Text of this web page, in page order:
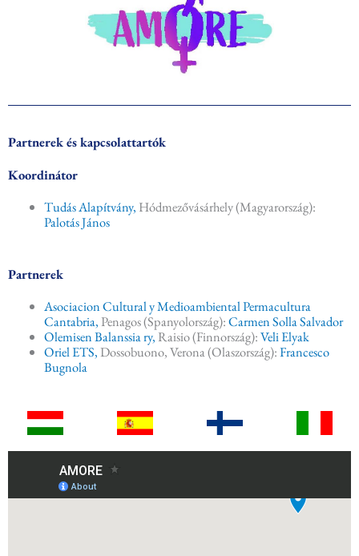
Partnerek és kapcsolattartók
Koordinátor
Tudás Alapítvány, Hódmezővásárhely (Magyarország):
Palotás János
Partnerek
Asociacion Cultural y Medioambiental Permacultura
Cantabria, Penagos (Spanyolország):Carmen Solla Salvador
Olemisen Balanssia ry, Raisio (Finnország):Veli Elyak
Oriel ETS,Dossobuono, Verona (Olaszország):Francesco
Bugnola